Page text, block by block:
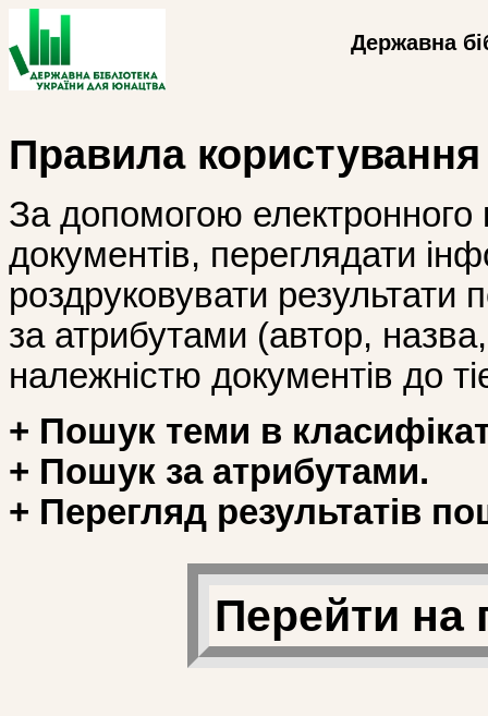
Державна
Правила
За допомогою
документів, переглядати
роздруковувати
за атрибутами (автор, назва,
належністю документів до
+ Пошук теми в
+ Пошук за атрибутами.
+ Перегляд результатів
Перейти на